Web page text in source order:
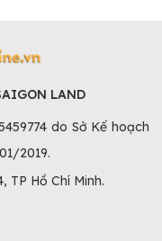
LAND
do Sở Kế hoạch
2019.
TP Hồ Chí Minh.